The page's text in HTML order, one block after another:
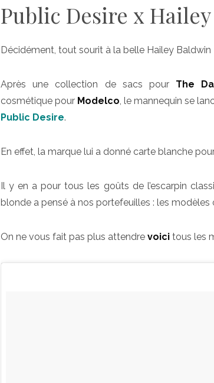
Public Desire x
Décidément, tout sourit à la belle Hailey Baldwin
Après une collection de sacs pour The
cosmétique pour Modelco, le mannequin se
Public Desire.
En effet, la marque lui a donné carte blanche
Il y en a pour tous les goûts de l’escarpin
blonde a pensé à nos portefeuilles : les
On ne vous fait pas plus attendre voici tous les